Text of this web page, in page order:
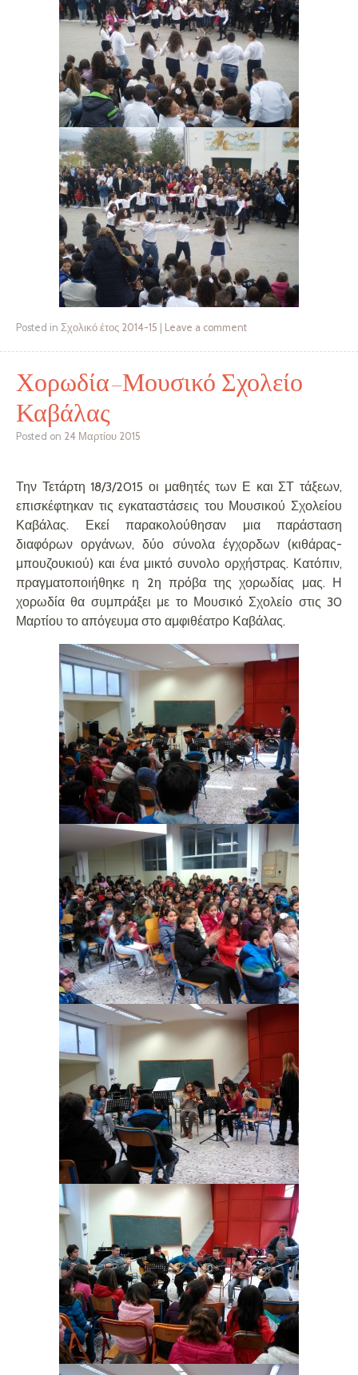
Posted in Σχολικό έτος 2014-15 Leave a comment
Χορωδία-Μουσικό Σχολείο
Καβάλας
Posted on 24 Μαρτίου 2015
Την Τετάρτη 18/3/2015 οι μαθητές των Ε και ΣΤ τάξεων,
επισκέφτηκαν τις εγκαταστάσεις του Μουσικού Σχολείου
Καβάλας. Εκεί παρακολούθησαν μια παράσταση
διαφόρων οργάνων, δύο σύνολα έγχορδων (κιθάρας-
μπουζουκιού) και ένα μικτό συνολο ορχήστρας. Κατόπιν,
πραγματοποιήθηκε η 2η πρόβα της χορωδίας μας. Η
χορωδία θα συμπράξει με το Μουσικό Σχολείο στις 30
Μαρτίου το απόγευμα στο αμφιθέατρο Καβάλας.